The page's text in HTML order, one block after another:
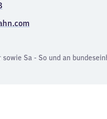
Sa - So und an